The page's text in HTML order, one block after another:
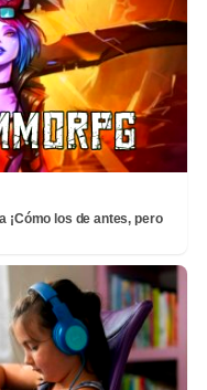
¡Cómo los de antes, pero